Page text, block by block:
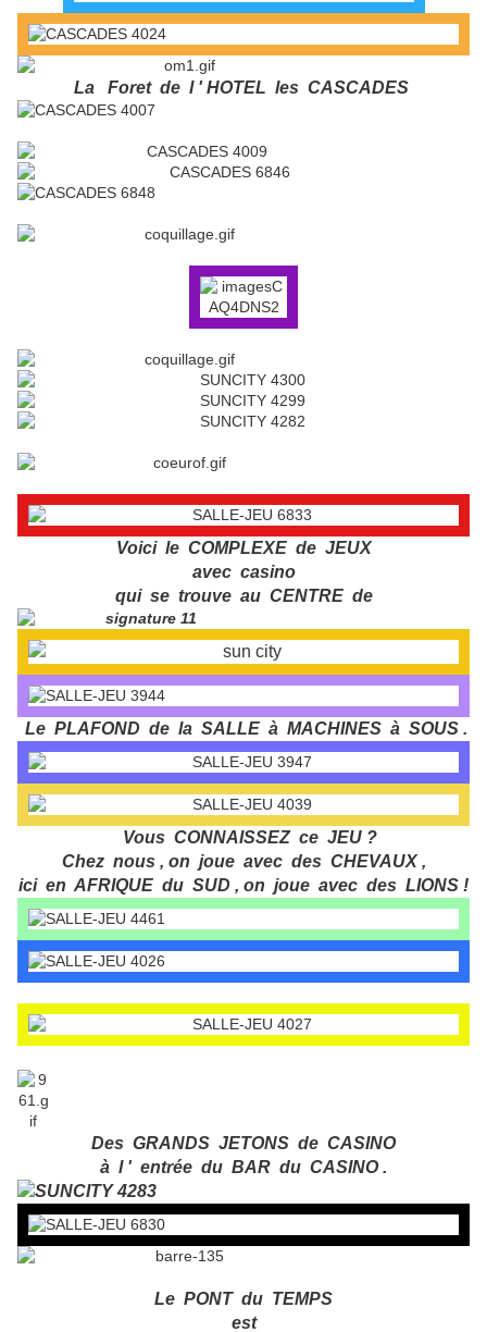
La Foret de l ' HOTEL les CASCADES
Voici le COMPLEXE de JEUX
avec casino
qui se trouve au CENTRE de
Le PLAFOND de la SALLE à MACHINES à SOUS .
Vous CONNAISSEZ ce JEU ?
Chez nous , on joue avec des CHEVAUX ,
ici en AFRIQUE du SUD , on joue avec des LIONS !
Des GRANDS JETONS de CASINO
à l ' entrée du BAR du CASINO .
Le PONT du TEMPS
est